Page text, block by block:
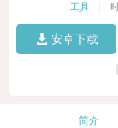
工具
安卓下载
简介